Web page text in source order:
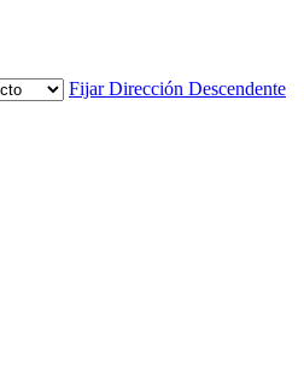
Fijar Dirección Descendente